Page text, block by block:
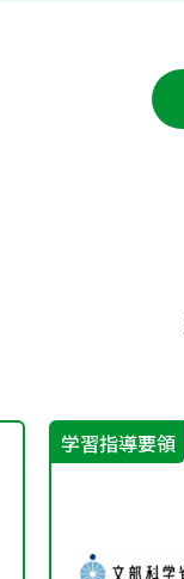
学習指導要領